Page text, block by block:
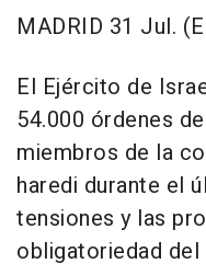
MADRID 31 Jul.
El Ejército de
54.000 órdenes
miembros de la
haredi durante el
tensiones y las
obligatoriedad